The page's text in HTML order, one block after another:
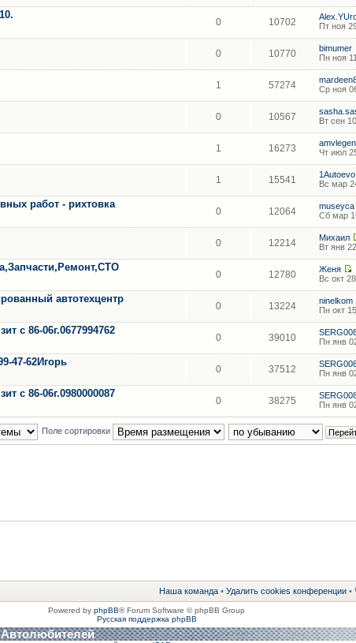
0 10702
Пт ноя
0 10770
bimumer
Пн ноя
1 57274
Ср ноя
0 10567
Вт сен
1 16273
Чт июл
1 15541
1Autoevo
Вс мар
работ - рихтовка
0 12064
museyca
Сб мар
0 12214
Михаил
Вт янв
0 12780
Женя
Вс окт
автотехцентр
0 13224
ninelkom
Пн окт
с 86-06г.0677994762
0 39010
Пн янв
47-62Игорь
0 37512
Пн янв
с 86-06г.0980000087
0 38275
Пн янв
Поле сортировки
Наша команда • Удалить cookies конференции •
Powered by phpBB® Forum Software © phpBB Group
Русская поддержка phpBB